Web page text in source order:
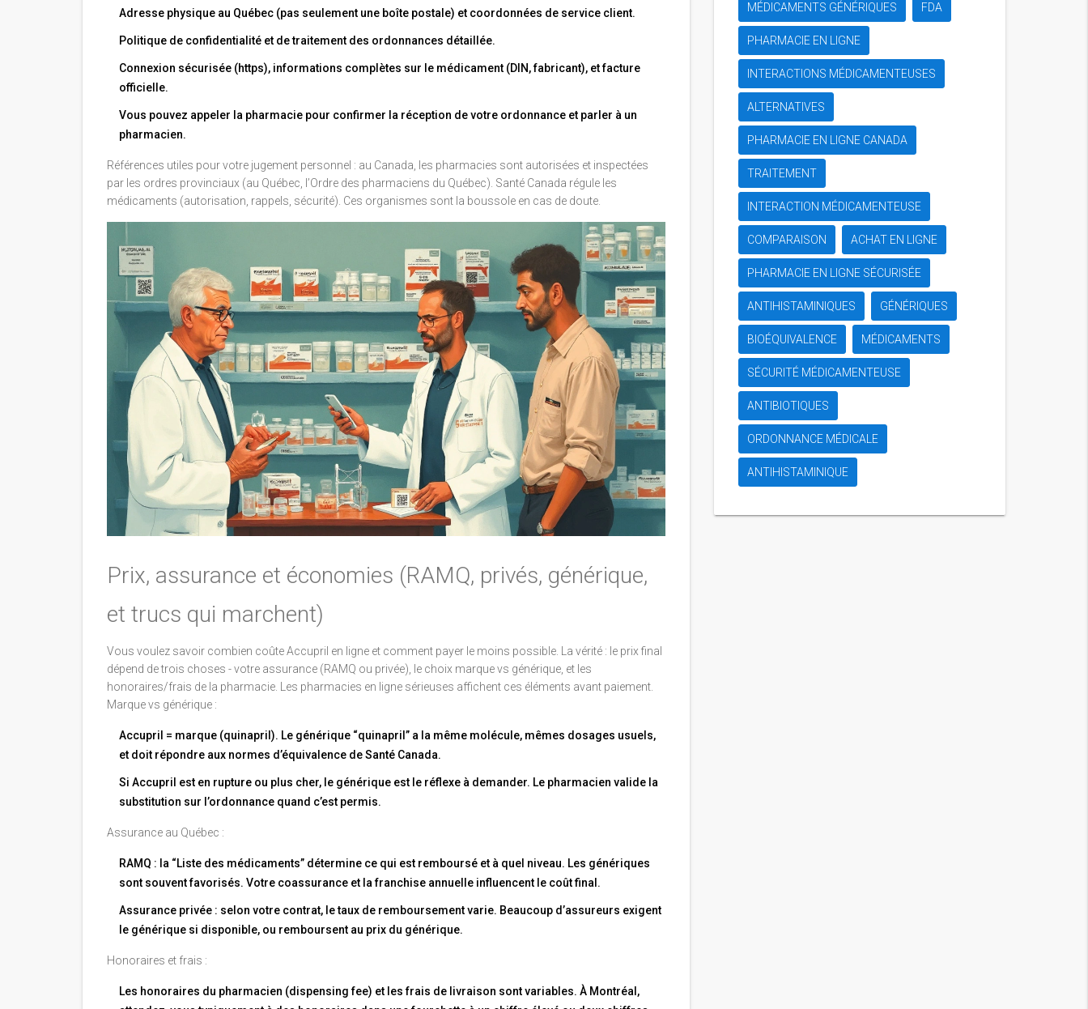
Adresse physique au Québec (pas seulement une boîte postale) et coordonnées de service client.
Politique de confidentialité et de traitement des ordonnances détaillée.
Connexion sécurisée (https), informations complètes sur le médicament (DIN, fabricant), et facture
officielle.
Vous pouvez appeler la pharmacie pour confirmer la réception de votre ordonnance et parler à un
pharmacien.
Références utiles pour votre jugement personnel : au Canada, les pharmacies sont autorisées et inspectées
par les ordres provinciaux (au Québec, l’Ordre des pharmaciens du Québec). Santé Canada régule les
médicaments (autorisation, rappels, sécurité). Ces organismes sont la boussole en cas de doute.
Prix, assurance et économies (RAMQ, privés, générique,
et trucs qui marchent)
Vous voulez savoir combien coûte Accupril en ligne et comment payer le moins possible. La vérité : le prix final
dépend de trois choses - votre assurance (RAMQ ou privée), le choix marque vs générique, et les
honoraires/frais de la pharmacie. Les pharmacies en ligne sérieuses affichent ces éléments avant paiement.
Marque vs générique :
Accupril = marque (quinapril). Le générique “quinapril” a la même molécule, mêmes dosages usuels,
et doit répondre aux normes d’équivalence de Santé Canada.
Si Accupril est en rupture ou plus cher, le générique est le réflexe à demander. Le pharmacien valide la
substitution sur l’ordonnance quand c’est permis.
Assurance au Québec :
RAMQ : la “Liste des médicaments” détermine ce qui est remboursé et à quel niveau. Les génériques
sont souvent favorisés. Votre coassurance et la franchise annuelle influencent le coût final.
Assurance privée : selon votre contrat, le taux de remboursement varie. Beaucoup d’assureurs exigent
le générique si disponible, ou remboursent au prix du générique.
Honoraires et frais :
Les honoraires du pharmacien (dispensing fee) et les frais de livraison sont variables. À Montréal,
MÉDICAMENTS GÉNÉRIQUES FDA
PHARMACIE EN LIGNE
INTERACTIONS MÉDICAMENTEUSES
ALTERNATIVES
PHARMACIE EN LIGNE CANADA
TRAITEMENT
INTERACTION MÉDICAMENTEUSE
COMPARAISON ACHAT EN LIGNE
PHARMACIE EN LIGNE SÉCURISÉE
ANTIHISTAMINIQUES GÉNÉRIQUES
BIOÉQUIVALENCE MÉDICAMENTS
SÉCURITÉ MÉDICAMENTEUSE
ANTIBIOTIQUES
ORDONNANCE MÉDICALE
ANTIHISTAMINIQUE